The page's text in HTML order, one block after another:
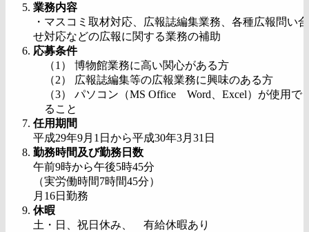
業務内容
・マスコミ取材対応、広報誌編集業務、各種広報問い
せ対応などの広報に関する業務の補助
応募条件
（1） 博物館業務に高い関心がある方
（2） 広報誌編集等の広報業務に興味のある方
（3） パソコン（MS Office Word、Excel）が使用で
ること
任用期間
平成29年9月1日から平成30年3月31日
勤務時間及び勤務日数
午前9時から午後5時45分
（実労働時間7時間45分）
月16日勤務
休暇
土・日、祝日休み、 有給休暇あり